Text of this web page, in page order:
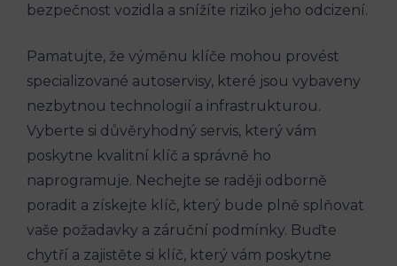
⁤bezpečnost vozidla a snížíte riziko⁢ jeho odcizení.
Pamatujte, že‍ výměnu klíče ‍mohou provést
specializované autoservisy,​ které jsou vybaveny‍
nezbytnou technologií a⁢ infrastrukturou.
Vyberte ​si ​důvěryhodný servis,⁣ který vám
poskytne kvalitní klíč a⁣ správně ​ho‍
naprogramuje. Nechejte se ‍raději odborně
⁣poradit a získejte ⁢klíč, ‍který bude plně splňovat
vaše požadavky a‌ záruční ‍podmínky. Buďte
chytří a⁢ zajistěte‌ si klíč,‍ který vám poskytne